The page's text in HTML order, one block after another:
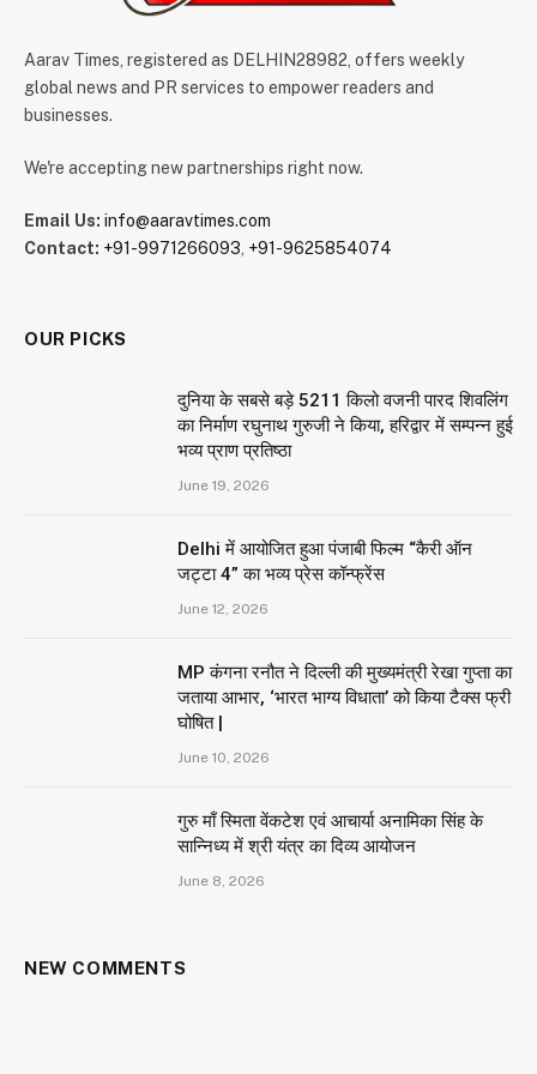
Aarav Times, registered as DELHIN28982, offers weekly
global news and PR services to empower readers and
businesses.
We're accepting new partnerships right now.
Email Us: info@aaravtimes.com
Contact: +91-9971266093 +91-9625854074
OUR PICKS
दुनिया के सबसे बड़े 5211 किलो वजनी पारद शिवलिंग
का निर्माण रघुनाथ गुरुजी ने किया, हरिद्वार में सम्पन्न हुई
भव्य प्राण प्रतिष्ठा
June 19, 2026
Delhi में आयोजित हुआ पंजाबी फिल्म “कैरी ऑन
जट्टा 4” का भव्य प्रेस कॉन्फ्रेंस
June 12, 2026
MP कंगना रनौत ने दिल्ली की मुख्यमंत्री रेखा गुप्ता का
जताया आभार, ‘भारत भाग्य विधाता’ को किया टैक्स फ्री
घोषित |
June 10, 2026
गुरु माँ स्मिता वेंकटेश एवं आचार्या अनामिका सिंह के
सान्निध्य में श्री यंत्र का दिव्य आयोजन
June 8, 2026
NEW COMMENTS